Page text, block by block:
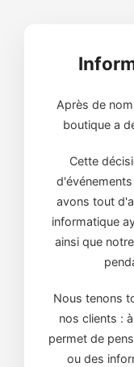
Après de
boutique a
Cette
avons tout
informatique
ainsi que
Nous tenons
nos clients :
permet de
ou des